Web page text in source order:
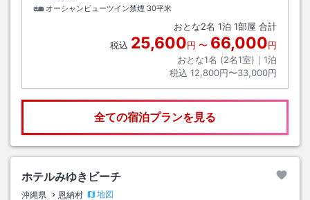
オーシャンビューツイン禁煙 30平米
おとな2名 1泊 1部屋 合計
税込 25,600円 〜 66,000円
おとな1名 (2名1室)｜ 1泊
税込 12,800円〜33,000円
全ての宿泊プランを見る
ホテルみゆきビーチ
沖縄県 恩納村
地図